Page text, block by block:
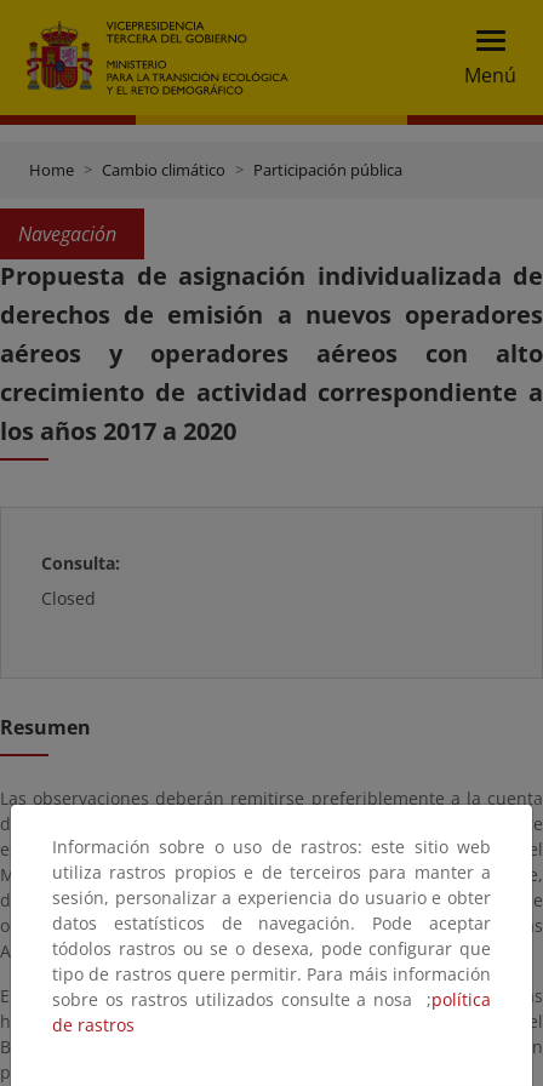
Menú
Home Cambio climático Participación pública
Navegación
Propuesta de asignación individualizada de
derechos de emisión a nuevos operadores
aéreos y operadores aéreos con alto
crecimiento de actividad correspondiente a
los años 2017 a 2020
Consulta:
Closed
Resumen
Las observaciones deberán remitirse preferiblemente a la cuenta
de correo electrónico
o mediante
escrito dirigido a la Secretaría de Estado de Medio Ambiente del
Ministerio de Agricultura y Pesca, Alimentación y Medio Ambiente,
de conformidad con el artículo 16.4 de la Ley 39/2015, de 1 de
octubre, del Procedimiento Administrativo Común de las
Administraciones Públicas.
El plazo para la presentación de observaciones es de 20 días
hábiles, contados a partir del día siguiente a la publicación en el
B.O.E del anuncio de la apertura de este proceso de información
pública (
Información sobre o uso de rastros: este sitio web
utiliza rastros propios e de terceiros para manter a
sesión, personalizar a experiencia do usuario e obter
datos estatísticos de navegación. Pode aceptar
tódolos rastros ou se o desexa, pode configurar que
tipo de rastros quere permitir. Para máis información
sobre os rastros utilizados consulte a nosa ;política
de rastros